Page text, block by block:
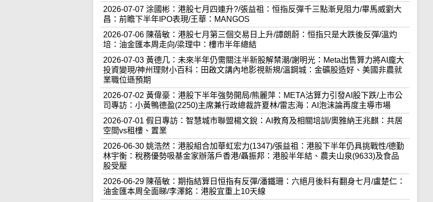
2026-07-07 涂國彬：港股七月四連升?/張益祖：恒指反彈千三點漸見阻力/畢馬威劉大
昌：前瞻下半年IPO表現/王華：MANGOS
2026-07-06 陳蓓敏：港股七月第三個交易日上升/譚朗蔚：恒指只是大跌後反彈/溫灼
培：油金匯本周走向/梁理中：樓市半年總結
2026-07-03 黃德几：未來半年仍需關注半新股解禁潮/謝明光：Meta出售算力將AI龐大
投資變現/神州理財小百科：田啟文講內地影視新規/溫鋼城：金礦股造好、美國非農就
業職位遜預期
2026-07-02 黃偉豪：港股下半年強勢開局/熊麗萍：META沽算力引發AI股下跌/上市公
司專訪：小黃鴨德盈(2250)主席兼行政總裁許夏林/雷志海：AI泡沫論再度主導市場
2026-07-01 假日專訪：智慧城市聯盟楊文銳：AI教育及相關培訓/奧雅納王兆麒：共居
空間vs租樓、置業
2026-06-30 姚浩然：港股組合加華虹宏力(1347)/張益祖：港股下半年仍具挑戰性/德勤
林宇衡：稅務優勢吸基金家辦落戶香港/聶振邦：港股半年結、農夫山泉(9633)及食品
股受壓
2026-06-29 陳蓓敏：期指結算日恒指有反彈/潘鐵珊：六絕月後料有翻身七月/盧楚仁：
油金匯本周全面睇/李澤銘：港股宜重上10天線